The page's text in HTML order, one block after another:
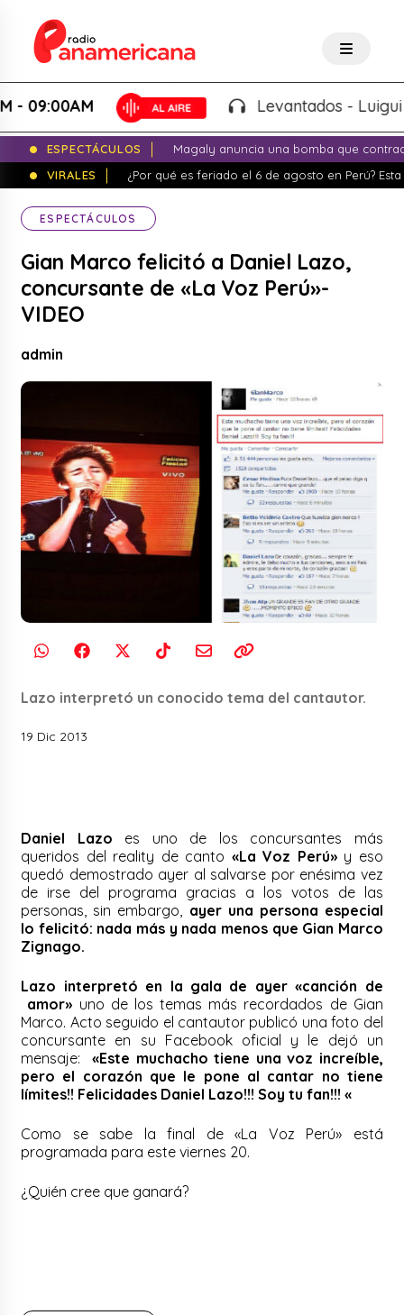
Levantados - Luigui
ESPECTÁCULOS
Magaly anuncia una bomba que
VIRALES
¿Por qué es feriado el 6 de agosto en Perú?
ESPECTÁCULOS
Gian Marco felicitó a Daniel Lazo,
concursante de «La Voz Perú»-
VIDEO
admin
Lazo interpretó un conocido tema del cantautor.
19 Dic 2013
Daniel Lazo es uno de los concursantes más
queridos del reality de canto «La Voz Perú»y eso
quedó demostrado ayer al salvarse por enésima vez
de irse del programa gracias a los votos de las
personas, sin embargo, ayer una persona especial
lo felicitó: nada más y nada menos que Gian Marco
Zignago.
Lazo interpretó en la gala de ayer «canción de
amor» uno de los temas más recordados de Gian
Marco. Acto seguido el cantautor publicó una foto del
concursante en su Facebook oficial y le dejó un
mensaje:
«Este muchacho tiene una voz increíble,
pero el corazón que le pone al cantar no tiene
límites!! Felicidades Daniel Lazo!!! Soy tu fan!!! «
Como se sabe la final de «La Voz Perú» está
programada para este viernes 20.
¿Quién cree que ganará?